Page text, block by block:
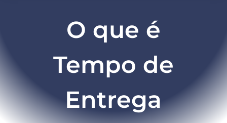
O que é
Tempo de
Entrega